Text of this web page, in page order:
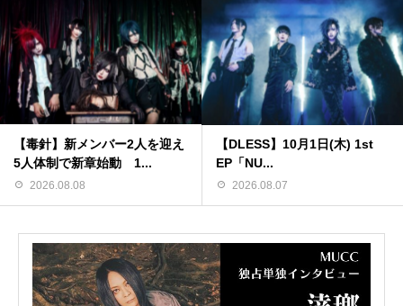
【毒針】新メンバー2人を迎え
5人体制で新章始動 1...
2026.08.08
【DLESS】10月1日(木) 1st
EP「NU...
2026.08.07